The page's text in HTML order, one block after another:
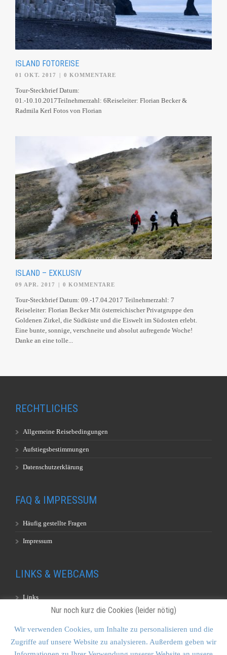
ISLAND FOTOREISE
01 OKT. 2017 0 KOMMENTARE
Tour-Steckbrief Datum:
01.-10.10.2017Teilnehmerzahl: 6Reiseleiter: Florian Becker &
Radmila Kerl Fotos von Florian
ISLAND – EXKLUSIV
09 APR. 2017 | 0 KOMMENTARE
Tour-Steckbrief Datum: 09.-17.04.2017 Teilnehmerzahl: 7
Reiseleiter: Florian Becker Mit österreichischer Privatgruppe den
Goldenen Zirkel, die Südküste und die Eiswelt im Südosten erlebt.
Eine bunte, sonnige, verschneite und absolut aufregende Woche!
Danke an eine tolle...
RECHTLICHES
Allgemeine Reisebedingungen
Aufstiegsbestimmungen
Datenschutzerklärung
FAQ & IMPRESSUM
Häufig gestellte Fragen
Impressum
LINKS & WEBCAMS
Links
KONTAKT & SITEMAP
Nur noch kurz die Cookies (leider nötig)
Wir verwenden Cookies, um Inhalte zu personalisieren und die
Zugriffe auf unsere Website zu analysieren. Außerdem geben wir